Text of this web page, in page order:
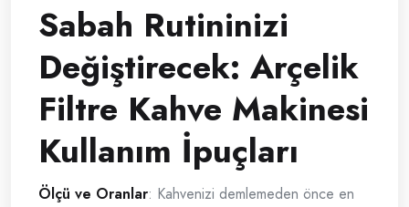
Sabah Rutininizi
Değiştirecek: Arçelik
Filtre Kahve Makinesi
Kullanım İpuçları
Ölçü ve Oranlar: Kahvenizi demlemeden önce en